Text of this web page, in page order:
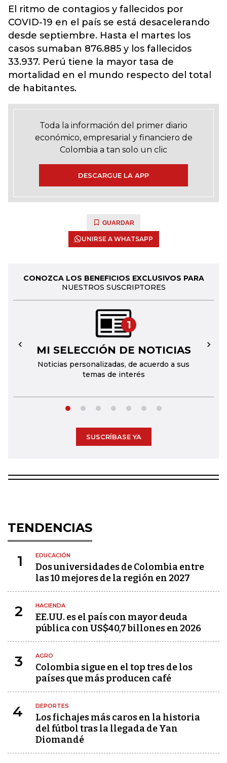
El ritmo de contagios y fallecidos por
COVID-19 en el país se está desacelerando
desde septiembre. Hasta el martes los
casos sumaban 876.885 y los fallecidos
33.937. Perú tiene la mayor tasa de
mortalidad en el mundo respecto del total
de habitantes.
Toda la información del primer diario
económico, empresarial y financiero de
Colombia a tan solo un clic
DESCARGUE LA APP
GUARDAR
UNIRSE A WHATSAPP
CONOZCA LOS BENEFICIOS EXCLUSIVOS PARA
NUESTROS SUSCRIPTORES
1
MI SELECCIÓN DE NOTICIAS
Noticias personalizadas, de acuerdo a sus
temas de interés
← →
SUSCRÍBASE YA
TENDENCIAS
1 EDUCACIÓN
Dos universidades de Colombia entre
las 10 mejores de la región en 2027
2 HACIENDA
EE.UU. es el país con mayor deuda
pública con US$40,7 billones en 2026
3 AGRO
Colombia sigue en el top tres de los
países que más producen café
4 DEPORTES
Los fichajes más caros en la historia
del fútbol tras la llegada de Yan
Diomandé